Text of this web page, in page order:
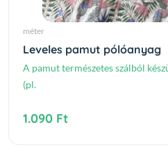
méter
Leveles pamut pólóanyag
A pamut természetes szálból
(pl.
1.090 Ft